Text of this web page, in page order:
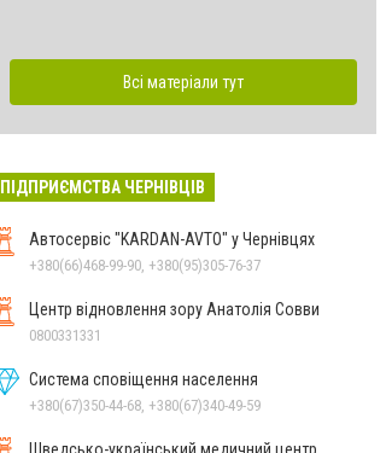
Всі матеріали тут
ПІДПРИЄМСТВА ЧЕРНІВЦІВ
Автосервіс "KARDAN-AVTO" у Чернівцях
+380(66)468-99-90, +380(95)305-76-37
Центр відновлення зору Анатолія Совви
0800331331
Система сповіщення населення
+380(67)350-44-68, +380(67)340-49-59
Шведсько-український медичний центр